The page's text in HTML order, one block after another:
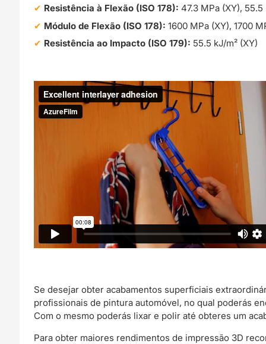
Resistência à Flexão (ISO 178): 47.3 MPa (XY),
Módulo de Flexão (ISO 178): 1600 MPa (XY), 1700
Resistência ao Impacto (ISO 179): 55.5 kJ/m² (XY)
Se desejar obter acabamentos superficiais
profissionais de pintura automóvel, no qual poderás
Com o mesmo poderás lixar e polir até obteres um
Para obter maiores rendimentos de impressão 3D